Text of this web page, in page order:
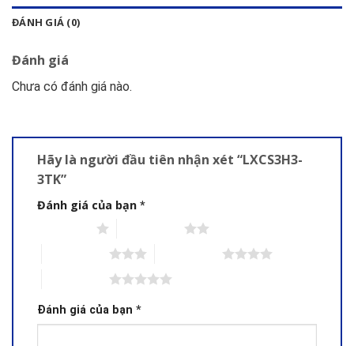
ĐÁNH GIÁ (0)
Đánh giá
Chưa có đánh giá nào.
Hãy là người đầu tiên nhận xét “LXCS3H3-
3TK”
Đánh giá của bạn *
Đánh giá của bạn *